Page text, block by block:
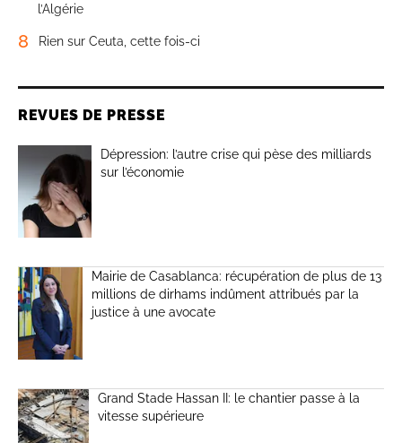
l’Algérie
8 Rien sur Ceuta, cette fois-ci
REVUES DE PRESSE
Dépression: l’autre crise qui pèse des milliards
sur l’économie
Mairie de Casablanca: récupération de plus de 13
millions de dirhams indûment attribués par la
justice à une avocate
Grand Stade Hassan II: le chantier passe à la
vitesse supérieure